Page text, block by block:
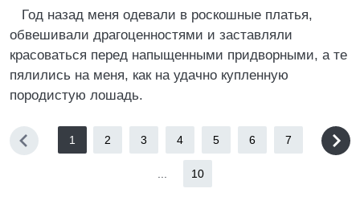
Год назад меня одевали в роскошные платья,
обвешивали драгоценностями и заставляли
красоваться перед напыщенными придворными, а те
пялились на меня, как на удачно купленную
породистую лошадь.
1 2 3 4 5 6 7
10